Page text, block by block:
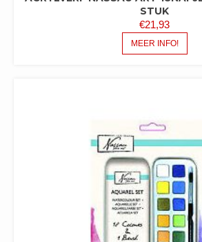
STUK
€21,93
MEER INFO!